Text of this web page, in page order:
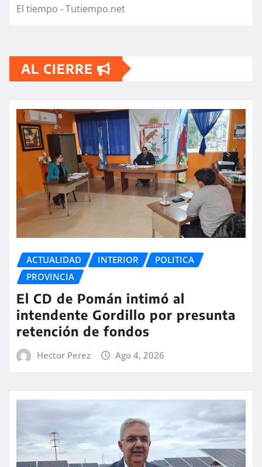
El tiempo - Tutiempo.net
AL CIERRE
ACTUALIDAD INTERIOR
POLITICA
PROVINCIA
El CD de Pomán intimó al
intendente Gordillo por presunta
retención de fondos
Hector Perez Ago 4, 2026